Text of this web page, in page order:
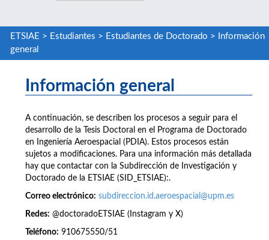
ETSIAE > Estudiantes > Estudiantes de Doctorado >
Información
general
Información general
A continuación, se describen los procesos a seguir para el
desarrollo de la Tesis Doctoral en el Programa de Doctorado
en Ingeniería Aeroespacial (PDIA). Estos procesos están
sujetos a modificaciones. Para una información más detallada
hay que contactar con la Subdirección de Investigación y
Doctorado de la ETSIAE (SID_ETSIAE):.
Correo electrónico: subdireccion.id.aeroespacial@upm.es
Redes: @doctoradoETSIAE (Instagram y X)
Teléfono: 910675550/51